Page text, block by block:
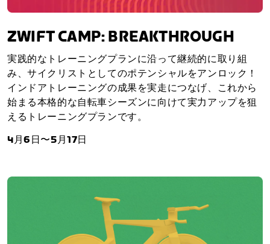
ZWIFT CAMP: BREAKTHROUGH
実践的なトレーニングプランに沿って継続的に取り組
み、サイクリストとしてのポテンシャルをアンロック！
インドアトレーニングの成果を実走につなげ、これから
始まる本格的な自転車シーズンに向けて実力アップを狙
えるトレーニングプランです。
4月6日〜5月17日